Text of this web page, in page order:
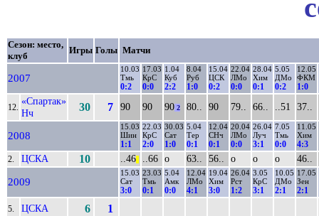
Сезон: место,
клуб
Игры Голы Матчи
2007
10.03
Тмь
0:2
17.03
КрС
0:0
1.04
Куб
2:2
8.04
Руб
1:0
15.04
ЦСК
0:2
22.04
ЛМо
0:0
28.04
Хим
0:1
5.05
ДМо
0:2
12.05
ФКМ
1:0
12.
«Спартак»
Нч
30 7 90 90 90 2 80.. 90 79.. 66.. ..51 37..
2008
15.03
Шин
1:1
22.03
КрС
2:0
30.03
Сат
1:0
5.04
Тер
0:1
12.04
СНч
0:1
20.04
ЛМо
0:0
26.04
Луч
3:1
7.05
Тмь
0:0
11.05
Хим
4:3
2. ЦСКА 10 ..46 ..66 о 63.. 56.. о о о 46..
2009
15.03
Сат
3:0
23.03
Тмь
0:1
5.04
Амк
0:0
12.04
ЛМо
4:1
19.04
Хим
3:0
26.04
Рст
1:2
3.05
КрС
3:1
10.05
ДМо
2:1
17.05
Зен
2:1
5. ЦСКА 6 1